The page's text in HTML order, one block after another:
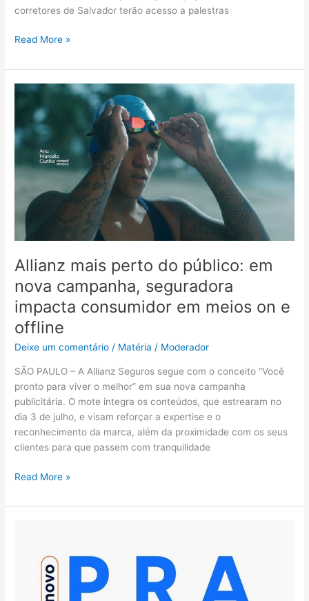
corretores de Salvador terão acesso a palestras
Read More »
Allianz mais perto do público: em
nova campanha, seguradora
impacta consumidor em meios on e
offline
Deixe um comentário / Matéria / Moderador
SÃO PAULO – A Allianz Seguros segue com o conceito “Você
pronto para viver o melhor” em sua nova campanha
publicitária. O mote integra os conteúdos, que estrearam no
dia 3 de julho, e visam reforçar a expertise e o
reconhecimento da marca, além da proximidade com os seus
clientes para que passem com tranquilidade
Allianz
perto
do
público:
em
nova
campanha,
seguradora
impacta
consumidor
em
meios
on
e
offline
Read More »
Campeões